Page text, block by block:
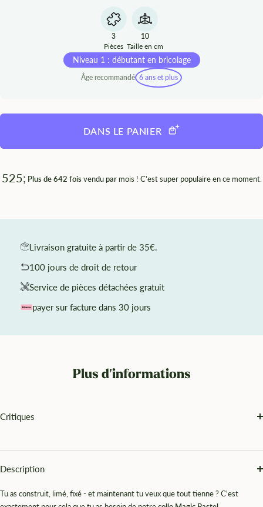
3
Pièces
10
Taille en cm
Niveau 1 : débutant en bricolage
Âge recommandé 6 ans et plus
DANS LE PANIER
525; Plus de 642 foisvenduparmois ! C'est super populaire en ce moment.
Livraison gratuite à partir de 35€.
100 jours de droit de retour
Service de pièces détachées gratuit
payer sur facture dans 30 jours
Plus d'informations
Critiques
Description
Tu as construit, limé, fixé - et maintenant tu veux que tout tienne ? C'est